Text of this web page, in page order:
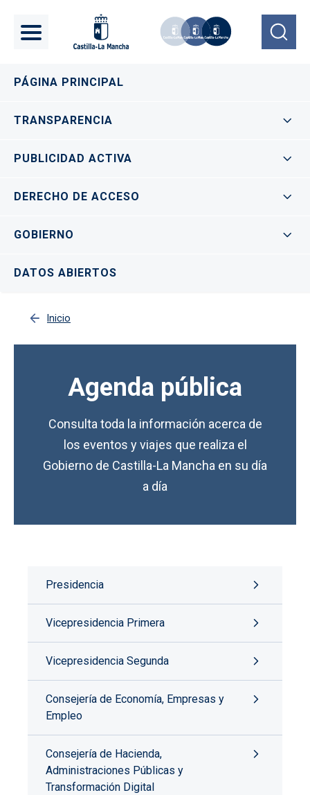
Navegación principal
PÁGINA PRINCIPAL
TRANSPARENCIA
PUBLICIDAD ACTIVA
DERECHO DE ACCESO
GOBIERNO
DATOS ABIERTOS
Inicio
Agenda pública
Consulta toda la información acerca de
los eventos y viajes que realiza el
Gobierno de Castilla-La Mancha en su día
a día
Presidencia
Vicepresidencia Primera
Vicepresidencia Segunda
Consejería de Economía, Empresas y
Empleo
Consejería de Hacienda,
Administraciones Públicas y
Transformación Digital